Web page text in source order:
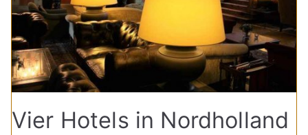
Vier Hotels in Nordholland